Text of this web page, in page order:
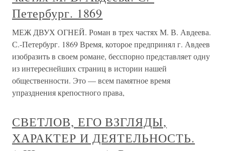
Петербург. 1869
МЕЖ ДВУХ ОГНЕЙ. Роман в трех частях М. В. Авдеева.
С.-Петербург. 1869 Время, которое предпринял г. Авдеев
изобразить в своем романе, бесспорно представляет одну
из интереснейших страниц в истории нашей
общественности. Это — всем памятное время
упразднения крепостного права,
СВЕТЛОВ, ЕГО ВЗГЛЯДЫ,
ХАРАКТЕР И ДЕЯТЕЛЬНОСТЬ.